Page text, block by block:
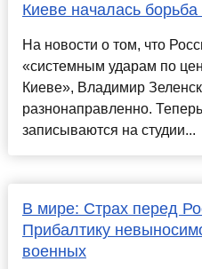
Киеве началась борьба
На новости о том, что
«системным ударам по
Киеве», Владимир
разнонаправленно.
записываются на студии...
В мире: Страх перед
Прибалтику
военных